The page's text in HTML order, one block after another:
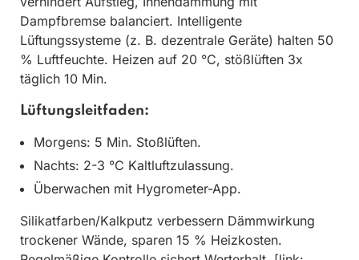
Dampfbremse balanciert. Intelligente
Lüftungssysteme (z. B. dezentrale Geräte) halten 50
% Luftfeuchte. Heizen auf 20 °C, stößlüften 3x
täglich 10 Min.
Lüftungsleitfaden:
Morgens: 5 Min. Stoßlüften.
Nachts: 2-3 °C Kaltluftzulassung.
Überwachen mit Hygrometer-App.
Silikatfarben/Kalkputz verbessern Dämmwirkung
trockener Wände, sparen 15 % Heizkosten.